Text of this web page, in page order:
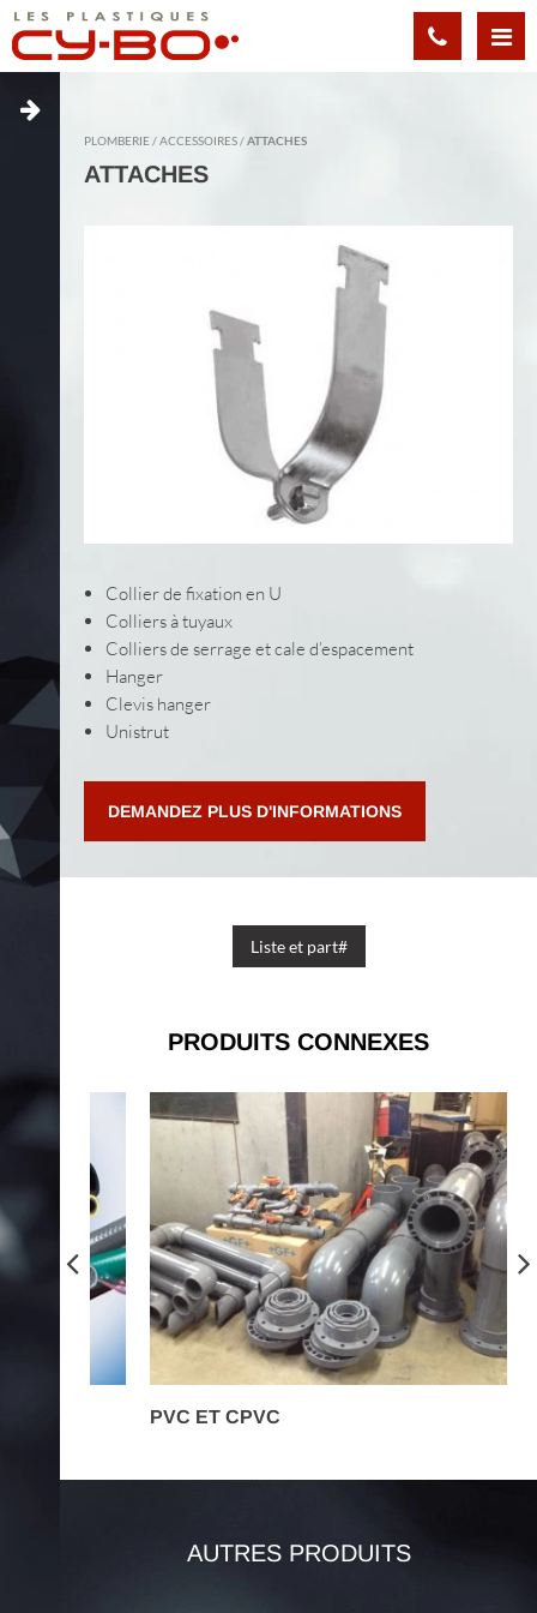
Panneau de gestion des cookies
PLOMBERIE ACCESSOIRES ATTACHES
ATTACHES
Collier de fixation en U
Colliers à tuyaux
Colliers de serrage et cale d’espacement
Hanger
Clevis hanger
Unistrut
DEMANDEZ PLUS D'INFORMATIONS
Liste et part#
PRODUITS CONNEXES
PVC ET CPVC
AUTRES PRODUITS